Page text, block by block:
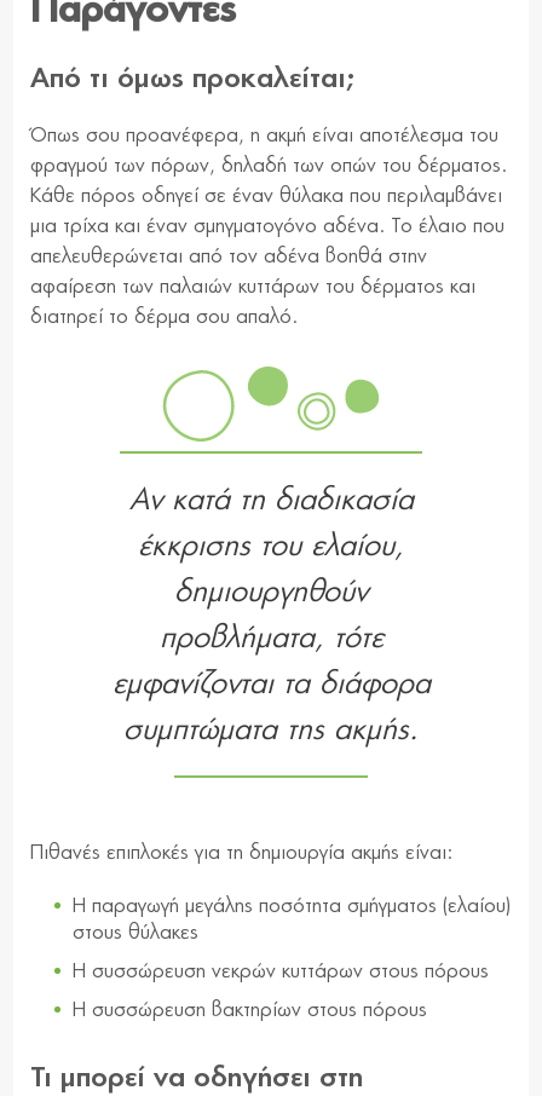
Παράγοντες
Από τι όμως προκαλείται;
Όπως σου προανέφερα, η ακμή είναι αποτέλεσμα του
φραγμού των πόρων, δηλαδή των οπών του δέρματος.
Κάθε πόρος οδηγεί σε έναν θύλακα που περιλαμβάνει
μια τρίχα και έναν σμηγματογόνο αδένα. Το έλαιο που
απελευθερώνεται από τον αδένα βοηθά στην
αφαίρεση των παλαιών κυττάρων του δέρματος και
διατηρεί το δέρμα σου απαλό.
Αν κατά τη διαδικασία
έκκρισης του ελαίου,
δημιουργηθούν
προβλήματα, τότε
εμφανίζονται τα διάφορα
συμπτώματα της ακμής.
Πιθανές επιπλοκές για τη δημιουργία ακμής είναι:
Η παραγωγή μεγάλης ποσότητα σμήγματος (ελαίου)
στους θύλακες
Η συσσώρευση νεκρών κυττάρων στους πόρους
Η συσσώρευση βακτηρίων στους πόρους
Τι μπορεί να οδηγήσει στη